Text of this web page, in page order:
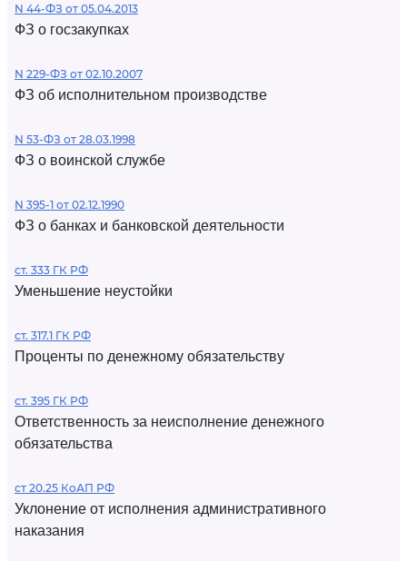
N 44-ФЗ от 05.04.2013
ФЗ о госзакупках
N 229-ФЗ от 02.10.2007
ФЗ об исполнительном производстве
N 53-ФЗ от 28.03.1998
ФЗ о воинской службе
N 395-1 от 02.12.1990
ФЗ о банках и банковской деятельности
ст. 333 ГК РФ
Уменьшение неустойки
ст. 317.1 ГК РФ
Проценты по денежному обязательству
ст. 395 ГК РФ
Ответственность за неисполнение денежного
обязательства
ст 20.25 КоАП РФ
Уклонение от исполнения административного
наказания